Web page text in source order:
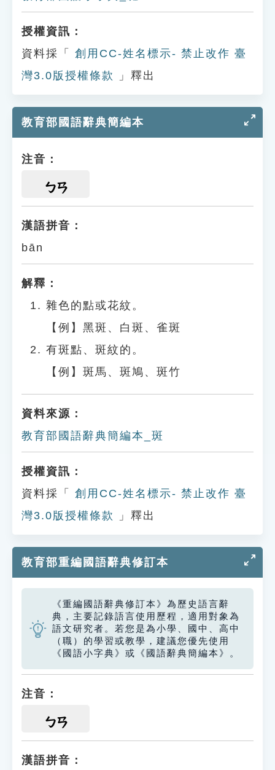
授權資訊：
資料採「
創用CC-姓名標示- 禁止改作 臺
灣3.0版授權條款
」釋出
教育部國語辭典簡編本
注音：
ㄅㄢ
漢語拼音：
bān
解釋：
雜色的點或花紋。
【例】黑斑、白斑、雀斑
有斑點、斑紋的。
【例】斑馬、斑鳩、斑竹
資料來源：
教育部國語辭典簡編本_斑
授權資訊：
資料採「
創用CC-姓名標示- 禁止改作 臺
灣3.0版授權條款
」釋出
教育部重編國語辭典修訂本
《重編國語辭典修訂本》為歷史語言辭
典，主要記錄語言使用歷程，適用對象為
語文研究者。若您是為小學、國中、高中
（職）的學習或教學，建議您優先使用
《國語小字典》或《國語辭典簡編本》。
注音：
ㄅㄢ
漢語拼音：